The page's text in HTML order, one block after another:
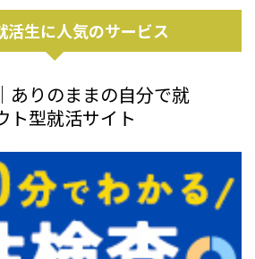
活生に人気のサービス
ありのままの自分で就
ト型就活サイト